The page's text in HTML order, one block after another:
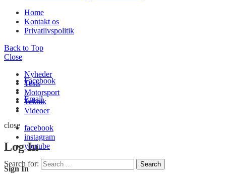
Home
Kontakt os
Privatlivspolitik
Back to Top
Close
Nyheder
Tests
Motorsport
Teknik
Videoer
facebook
instagram
youtube
Search for: Search
Facebook
Email
close
Log In
Sign In